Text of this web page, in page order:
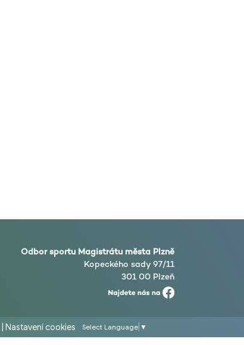
Odbor sportu Magistrátu města Plzně
Kopeckého sady 97/11
301 00 Plzeň
Nastavení cookies Select Language ▼